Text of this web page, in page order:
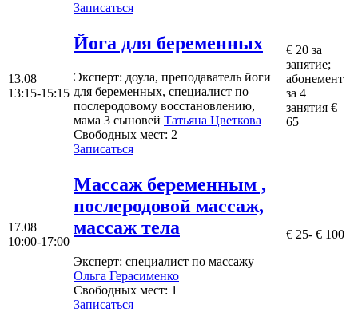
Записаться
13.08
13:15-15:15
Йога для беременных
Эксперт: доула, преподаватель йоги
для беременных, специалист по
послеродовому восстановлению,
мама 3 сыновей Татьяна Цветкова
Свободных мест: 2
Записаться
€ 20 за
занятие;
абонемент
за 4
занятия €
65
17.08
10:00-17:00
Mассаж беременным ,
послеродовой массаж,
массаж тела
Эксперт: специалист по массажу
Ольгa Герасименко
Свободных мест: 1
Записаться
€ 25- € 100